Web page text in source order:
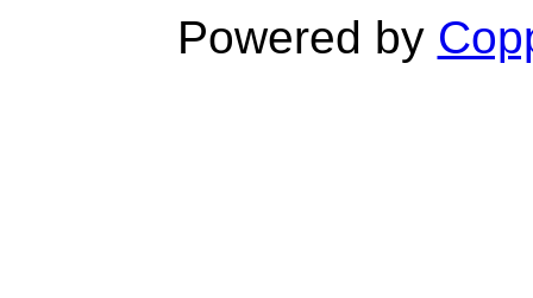
Powered by